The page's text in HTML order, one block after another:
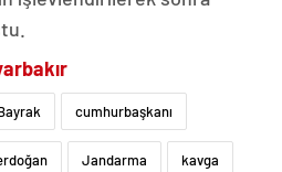
cumhurbaşkanı
Jandarma kavga